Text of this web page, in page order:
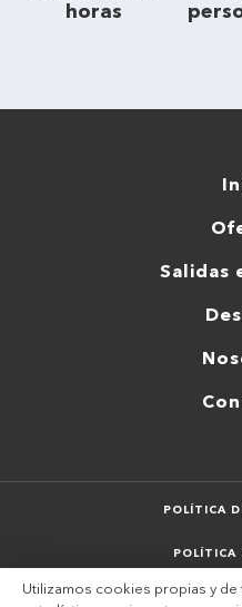
horas
Salidas
POLÍTICA
POLÍTICA
Utilizamos cookies propias y